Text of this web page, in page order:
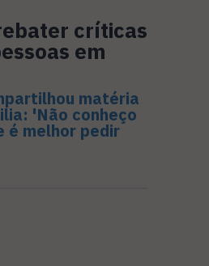
críticas
em
matéria
'Não conheço
é melhor pedir